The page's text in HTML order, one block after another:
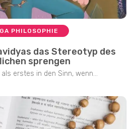
PHILOSOPHIE
das Stereotyp des
sprengen
erstes in den Sinn, wenn...